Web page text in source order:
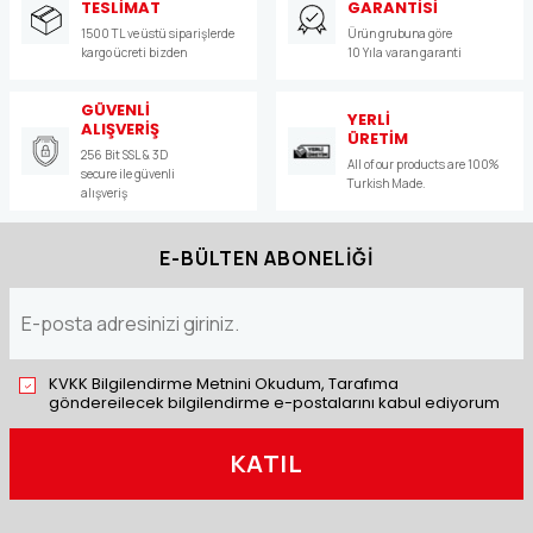
TESLİMAT
1500 TL ve üstü siparişlerde
kargo ücreti bizden
GARANTİSİ
Ürün grubuna göre
10 Yıla varan garanti
GÜVENLİ
ALIŞVERİŞ
256 Bit SSL & 3D
secure ile güvenli
alışveriş
YERLİ
ÜRETİM
All of our products are 100%
Turkish Made.
E-BÜLTEN ABONELİĞİ
KVKK Bilgilendirme Metnini Okudum, Tarafıma
göndereilecek bilgilendirme e-postalarını kabul ediyorum
KATIL